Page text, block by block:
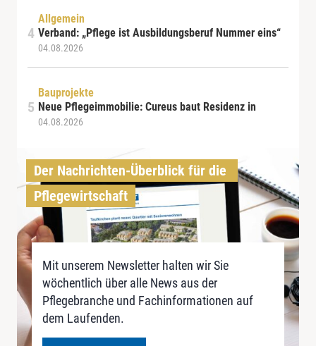
Allgemein
Verband: „Pflege ist Ausbildungsberuf Nummer eins“
04.08.2026
Bauprojekte
Neue Pflegeimmobilie: Cureus baut Residenz in
04.08.2026
Der Nachrichten-Überblick für die
Pflegewirtschaft
Mit unserem Newsletter halten wir Sie
wöchentlich über alle News aus der
Pflegebranche und Fachinformationen auf
dem Laufenden.